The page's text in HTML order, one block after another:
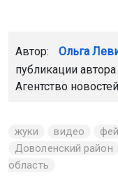
Автор: Ольга
публикации автора
Агентство новостей
жуки видео
Доволенский район
область